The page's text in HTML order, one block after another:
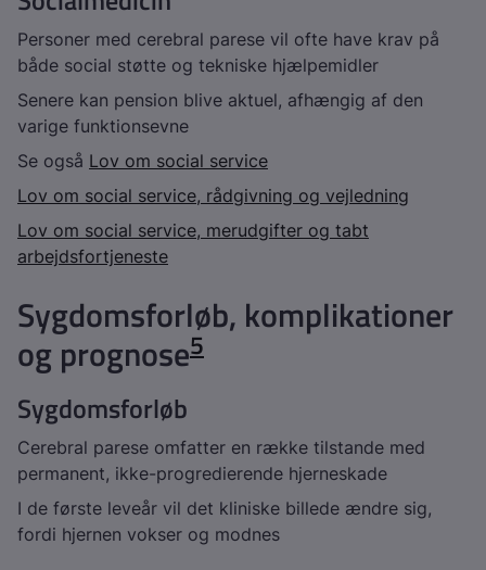
Personer med cerebral parese vil ofte have krav på
både social støtte og tekniske hjælpemidler
Senere kan pension blive aktuel, afhængig af den
varige funktionsevne
Se også Lov om social service
Lov om social service, rådgivning og vejledning
Lov om social service, merudgifter og tabt
arbejdsfortjeneste
Sygdomsforløb, komplikationer
og prognose5
Sygdomsforløb
Cerebral parese omfatter en række tilstande med
permanent, ikke-progredierende hjerneskade
I de første leveår vil det kliniske billede ændre sig,
fordi hjernen vokser og modnes